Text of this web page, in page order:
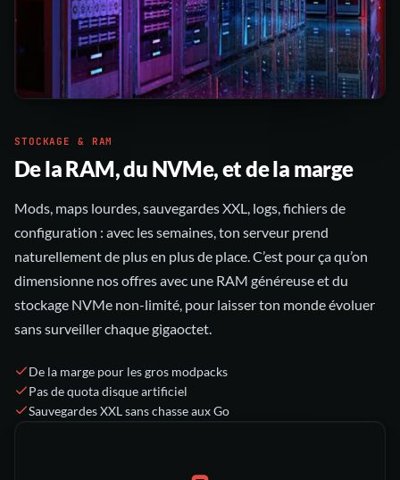
STOCKAGE & RAM
De la RAM, du NVMe, et de la marge
Mods, maps lourdes, sauvegardes XXL, logs, fichiers de
configuration : avec les semaines, ton serveur prend
naturellement de plus en plus de place. C’est pour ça qu’on
dimensionne nos offres avec une RAM généreuse et du
stockage NVMe non-limité, pour laisser ton monde évoluer
sans surveiller chaque gigaoctet.
De la marge pour les gros modpacks
Pas de quota disque artificiel
Sauvegardes XXL sans chasse aux Go